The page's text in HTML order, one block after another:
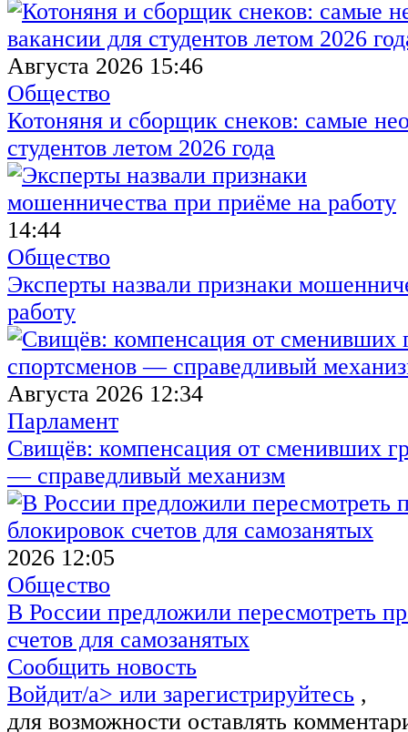
Августа 2026 15:46
Общество
Котоняня и сборщик снеков: самые
студентов летом 2026 года
14:44
Общество
Эксперты назвали признаки
работу
Августа 2026 12:34
Парламент
Свищёв: компенсация от сменивших
— справедливый механизм
2026 12:05
Общество
В России предложили пересмотреть
счетов для самозанятых
Сообщить новость
Войдит/a> или зарегистрируйтесь ,
для возможности оставлять